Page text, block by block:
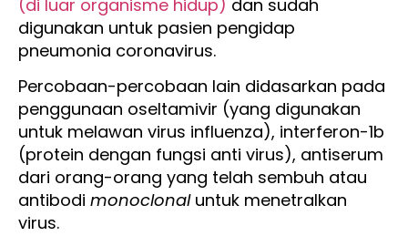
(di luar organisme hidup) dan sudah
digunakan untuk pasien pengidap
pneumonia coronavirus.
Percobaan-percobaan lain didasarkan pada
penggunaan oseltamivir (yang digunakan
untuk melawan virus influenza), interferon-1b
(protein dengan fungsi anti virus), antiserum
dari orang-orang yang telah sembuh atau
antibodi monoclonaluntuk menetralkan
virus.